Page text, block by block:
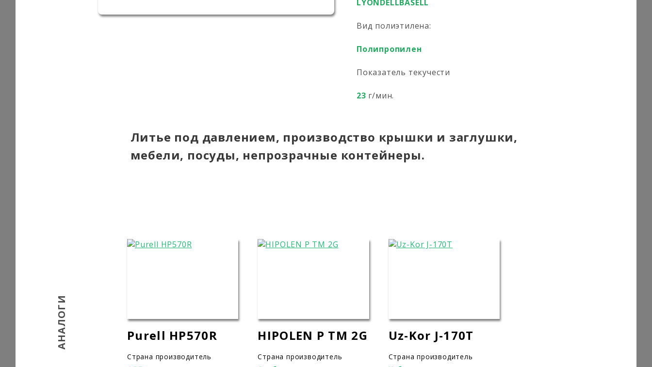
LYONDELLBASELL
Вид полиэтилена:
Полипропилен
Показатель текучести
23 г/мин.
Литье под давлением, производство крышки и заглушки,
мебели, посуды, непрозрачные контейнеры.
АНАЛОГИ Purell HP570R
Страна производитель
HIPOLEN P TM 2G
Страна производитель
Uz-Kor J-170T
Страна производитель